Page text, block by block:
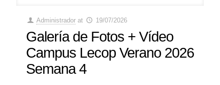
Administrador at 19/07/2026
Galería de Fotos + Vídeo
Campus Lecop Verano 2026
Semana 4